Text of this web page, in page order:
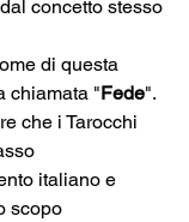
concetto stesso
di questa
chiamata "Fede".
che i Tarocchi
italiano e
scopo